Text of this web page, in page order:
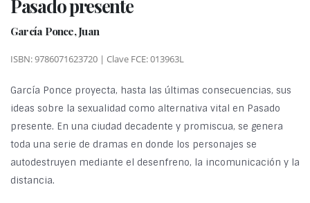
Pasado presente
García Ponce, Juan
ISBN: 9786071623720 | Clave FCE: 013963L
García Ponce proyecta, hasta las últimas consecuencias, sus
ideas sobre la sexualidad como alternativa vital en Pasado
presente. En una ciudad decadente y promiscua, se genera
toda una serie de dramas en donde los personajes se
autodestruyen mediante el desenfreno, la incomunicación y la
distancia.